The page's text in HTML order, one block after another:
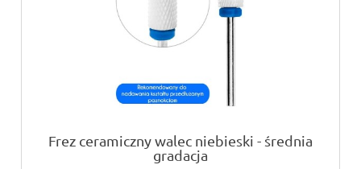
Frez ceramiczny walec niebieski - średnia
gradacja